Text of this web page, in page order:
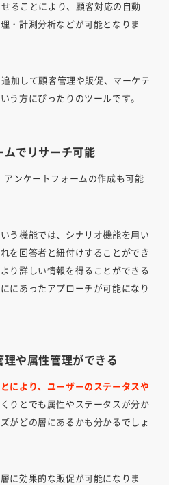
ることにより、顧客対応の自動
・計測分析などが可能となりま
加して顧客管理や販促、マーケテ
う方にぴったりのツールです。
ムでリサーチ可能
ンケートフォームの作成も可能
いう機能では、シナリオ機能を用い
を回答者と紐付けすることができ
り詳しい情報を得ることができる
にあったアプローチが可能になり
や属性管理ができる
により、ユーザーのステータスや
くりとでも属性やステータスが分か
がどの層にあるかも分かるでしょ
に効果的な販促が可能になりま